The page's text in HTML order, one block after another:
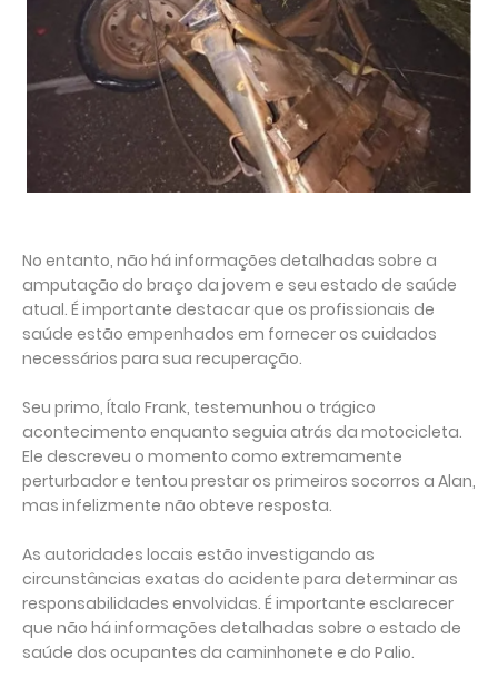
No entanto, não há informações detalhadas sobre a
amputação do braço da jovem e seu estado de saúde
atual. É importante destacar que os profissionais de
saúde estão empenhados em fornecer os cuidados
necessários para sua recuperação.
Seu primo, Ítalo Frank, testemunhou o trágico
acontecimento enquanto seguia atrás da motocicleta.
Ele descreveu o momento como extremamente
perturbador e tentou prestar os primeiros socorros a Alan,
mas infelizmente não obteve resposta.
As autoridades locais estão investigando as
circunstâncias exatas do acidente para determinar as
responsabilidades envolvidas. É importante esclarecer
que não há informações detalhadas sobre o estado de
saúde dos ocupantes da caminhonete e do Palio.